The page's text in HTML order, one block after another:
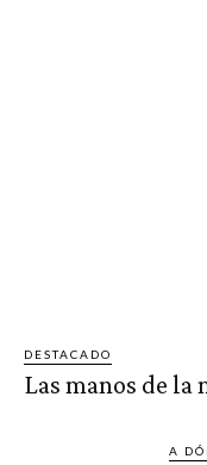
DESTACADO
Las manos de la
A